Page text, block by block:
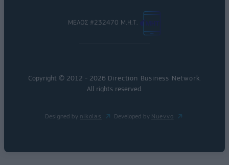
ΜΕΛΟΣ #232470 Μ.Η.Τ.
Copyright © 2012 - 2026 Direction Business Network
All rights reserved.
Designed by nikolas Developed by Nuevvo